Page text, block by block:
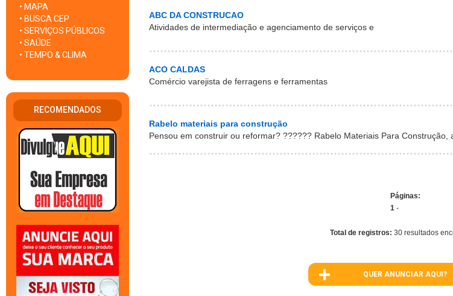
• MAPA
• BUSCA CEP
• SERVIÇOS PÚBLICOS
• SAÚDE
• TEMPO & CLIMA
RECOMENDADOS
ABC DA CONSTRUCAO
Atividades de intermediação e agenciamento de serviços e
ACO CALDAS
Comércio varejista de ferragens e ferramentas
Rabelo materiais para construção
Pensou em construir ou reformar? ?????? Rabelo Materiais Para Construção,
Páginas:
1 -
Total de registros: 30 resultados
QUER ANUNCIAR AQUI?